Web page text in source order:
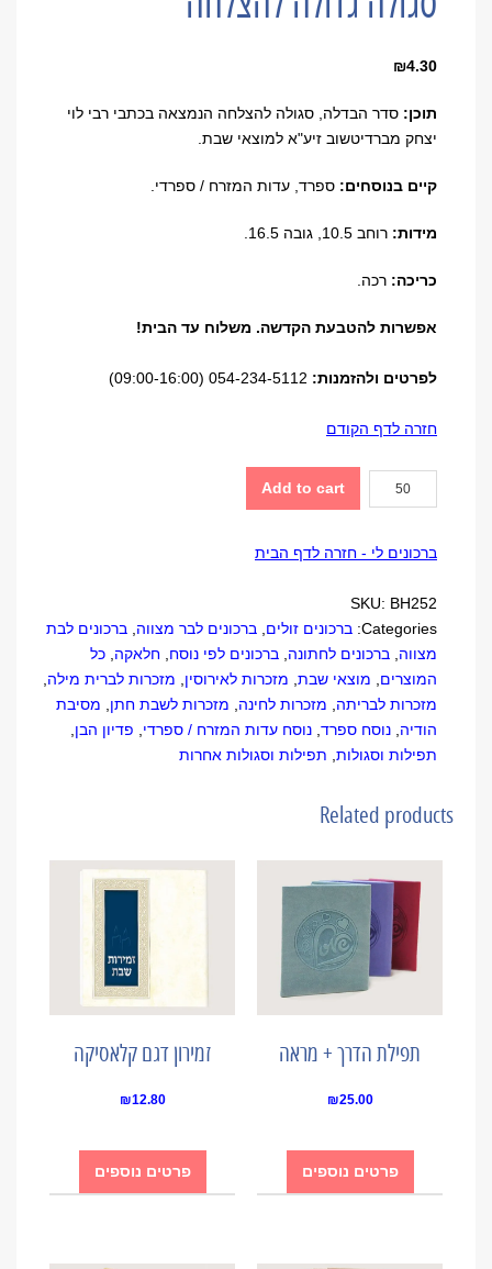
₪4.30
תוכן: סדר הבדלה, סגולה להצלחה הנמצאה בכתבי רבי לוי
יצחק מברדיטשוב זיע"א למוצאי שבת.
קיים בנוסחים: ספרד, עדות המזרח / ספרדי.
מידות: רוחב 10.5, גובה 16.5.
כריכה: רכה.
אפשרות להטבעת הקדשה. משלוח עד הבית!
לפרטים ולהזמנות:
חזרה לדף הקודם
סגולה
גדולה
quantity
Add to cart
ברכונים לי - חזרה לדף הבית
SKU: BH252
Categories: ברכונים זולים ברכונים לבר מצווה ברכונים לבת
מצווה ברכונים לחתונה ברכונים לפי נוסח חלאקה כל
המוצרים
מוצאי שבת מזכרות לאירוסין מזכרות לברית מילה
מזכרות לבריתה
מזכרות לחינה מזכרות לשבת חתן
מסיבת
הודיה נוסח ספרד נוסח עדות המזרח / ספרדי פדיון הבן
תפילות וסגולות תפילות וסגולות אחרות
Related products
תפילת הדרך + מראה
₪25.00
פרטים נוספים
זמירון דגם קלאסיקה
₪12.80
פרטים נוספים